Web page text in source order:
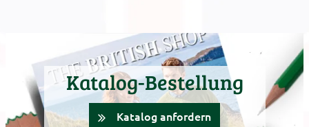
Katalog-Bestellung
Katalog anfordern